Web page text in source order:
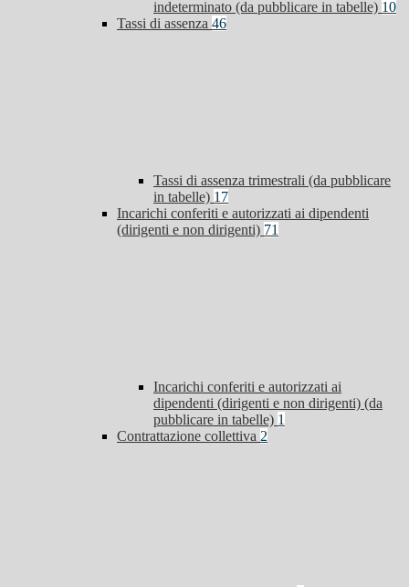
indeterminato (da pubblicare in tabelle) 10
Tassi di assenza 46
Tassi di assenza trimestrali (da pubblicare
in tabelle) 17
Incarichi conferiti e autorizzati ai dipendenti
(dirigenti e non dirigenti) 71
Incarichi conferiti e autorizzati ai
dipendenti (dirigenti e non dirigenti) (da
pubblicare in tabelle) 1
Contrattazione collettiva 2